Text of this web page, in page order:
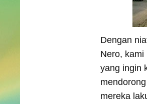
Dengan
Nero, kami
yang ingin
mereka